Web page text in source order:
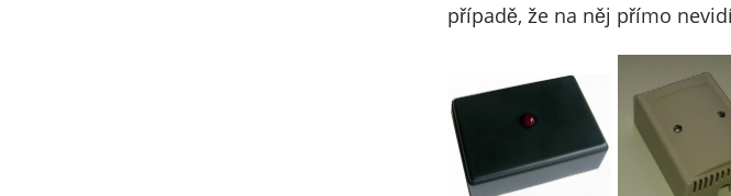
případě, že na něj přímo